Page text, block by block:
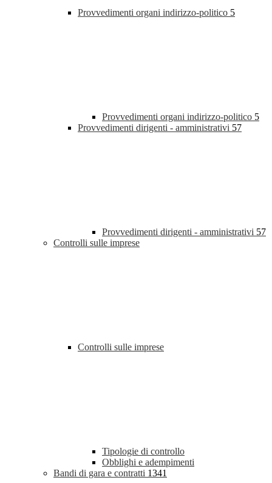
Provvedimenti organi indirizzo-politico 5
Provvedimenti organi indirizzo-politico 5
Provvedimenti dirigenti - amministrativi 57
Provvedimenti dirigenti - amministrativi 57
Controlli sulle imprese
Controlli sulle imprese
Tipologie di controllo
Obblighi e adempimenti
Bandi di gara e contratti 1341